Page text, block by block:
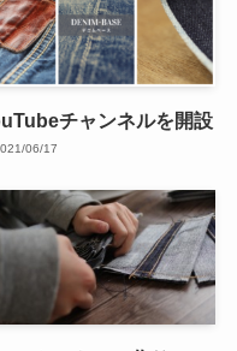
チャンネルを開設
06/17